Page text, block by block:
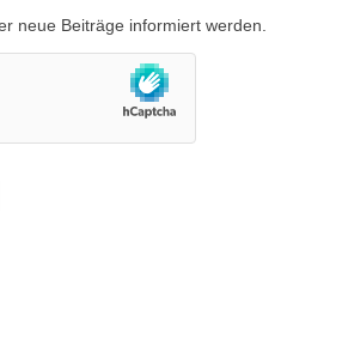
neue Beiträge informiert werden.